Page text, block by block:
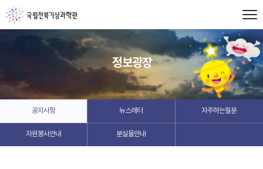
정보광장
공지사항 뉴스레터 자주하는질문
자원봉사안내 분실물안내